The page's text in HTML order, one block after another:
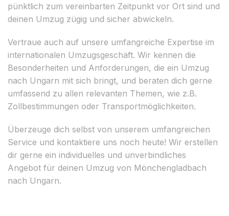
pünktlich zum vereinbarten Zeitpunkt vor Ort sind und
deinen Umzug zügig und sicher abwickeln.
Vertraue auch auf unsere umfangreiche Expertise im
internationalen Umzugsgeschäft. Wir kennen die
Besonderheiten und Anforderungen, die ein Umzug
nach Ungarn mit sich bringt, und beraten dich gerne
umfassend zu allen relevanten Themen, wie z.B.
Zollbestimmungen oder Transportmöglichkeiten.
Überzeuge dich selbst von unserem umfangreichen
Service und kontaktiere uns noch heute! Wir erstellen
dir gerne ein individuelles und unverbindliches
Angebot für deinen Umzug von Mönchengladbach
nach Ungarn.